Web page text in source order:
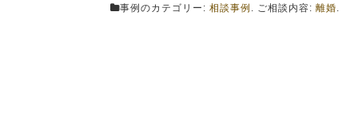
事例のカテゴリー: 相談事例 . ご相談内容: 離婚.